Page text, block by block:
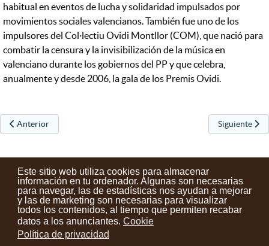
Este sitio web utiliza cookies para almacenar
información en tu ordenador. Algunas son necesarias
para navegar, las de estadísticas nos ayudan a mejorar
y las de marketing son necesarias para visualizar
todos los contenidos, al tiempo que permiten recabar
datos a los anunciantes. Cookie
Política de privacidad
habitual en eventos de lucha y solidaridad impulsados por
movimientos sociales valencianos. También fue uno de los
impulsores del Col·lectiu Ovidi Montllor (COM), que nació para
combatir la censura y la invisibilización de la música en
valenciano durante los gobiernos del PP y que celebra,
anualmente y desde 2006, la gala de los Premis Ovidi.
Artículo anterior: Entrega de premios de San Martin 2024
Anterior Artículo
Siguiente
Contactos Condiciones de uso Aviso legal
Noticias
Tu opinión cuenta